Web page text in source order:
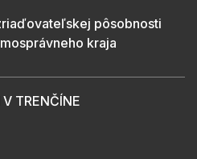
pôsobnosti
kraja
TRENČÍNE